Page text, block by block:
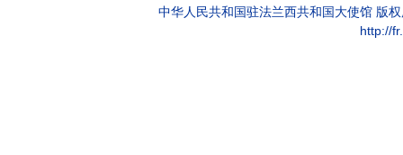
中华人民共和国驻法兰西共和国大使馆 版
http://